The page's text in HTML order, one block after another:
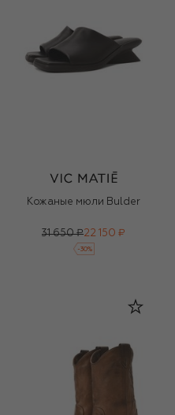
Кожаные мюли Bulder
31 650 ₽22 150 ₽
-30%